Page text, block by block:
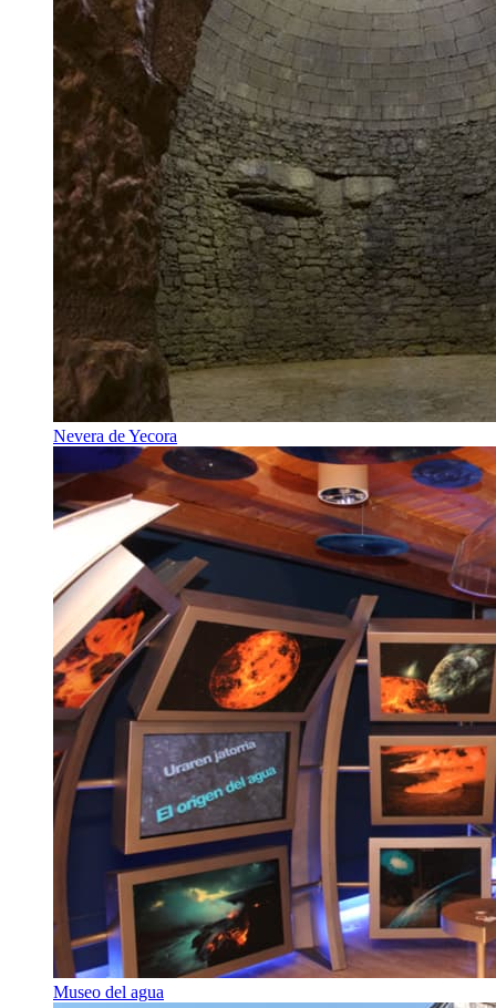
Nevera de Yecora
Museo del agua